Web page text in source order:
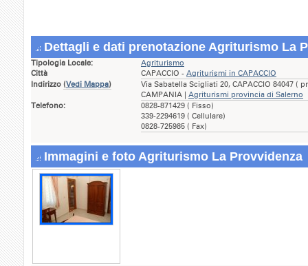
Dettagli e dati prenotazione Agriturismo La
Tipologia Locale:
Agriturismo
Città
CAPACCIO - Agriturismi in CAPACCIO
Indirizzo (Vedi Mappa)
Via Sabatella Scigliati 20, CAPACCIO 84047 (
CAMPANIA | Agriturismi provincia di Salerno
Telefono:
0828-871429 ( Fisso)
339-2294619 ( Cellulare)
0828-725985 ( Fax)
Immagini e foto Agriturismo La Provvidenza